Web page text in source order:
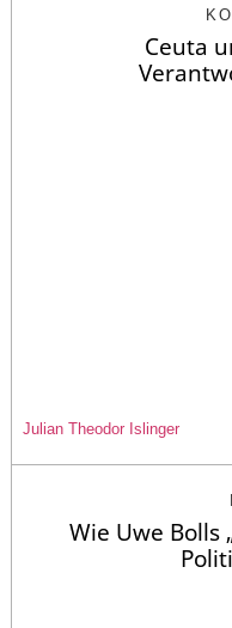
Ceuta
Julian Theodor Islinger
Wie Uwe Bolls